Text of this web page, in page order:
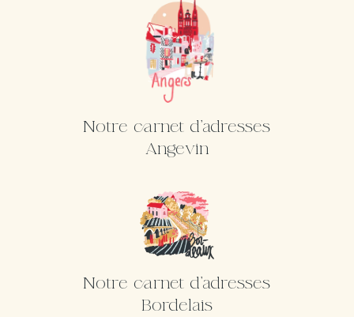
Traiteurs / Food-trucks
Notre carnet d'adresses
Angevin
Notre carnet d'adresses
Bordelais